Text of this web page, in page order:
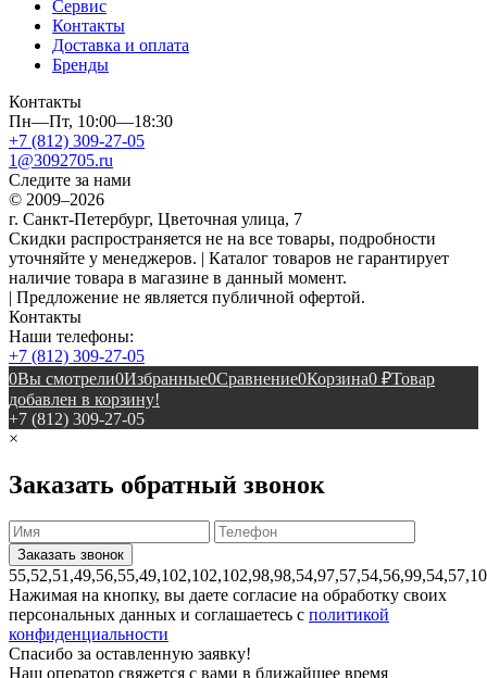
Сервис
Контакты
Доставка и оплата
Бренды
Контакты
Пн—Пт, 10:00—18:30
+7 (812) 309-27-05
1@3092705.ru
Следите за нами
© 2009–2026
г. Санкт-Петербург, Цветочная улица, 7
Скидки распространяется не на все товары, подробности
уточняйте у менеджеров. | Каталог товаров не гарантирует
наличие товара в магазине в данный момент.
| Предложение не является публичной офертой.
Контакты
Наши телефоны:
+7 (812) 309-27-05
0Вы смотрели0Избранные0Сравнение0Корзина0 ₽Товар
добавлен в корзину!
+7 (812) 309-27-05
×
Заказать обратный звонок
Нажимая на кнопку, вы даете согласие на обработку своих
персональных данных и соглашаетесь с политикой
конфиденциальности
Спасибо за оставленную заявку!
Наш оператор свяжется с вами в ближайшее время